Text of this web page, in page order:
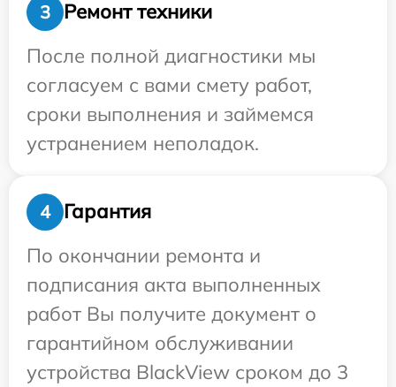
3
Ремонт техники
После полной диагностики мы
согласуем с вами смету работ,
сроки выполнения и займемся
устранением неполадок.
4
Гарантия
По окончании ремонта и
подписания акта выполненных
работ Вы получите документ о
гарантийном обслуживании
устройства BlackView сроком до 3